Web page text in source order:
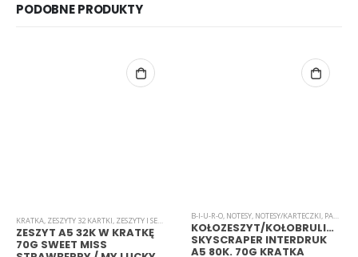
PODOBNE PRODUKTY
KRATKA, ZESZYTY 32 KARTKI, ZESZYTY I SEGREGATORY
ZESZYT A5 32K W KRATKĘ
70G SWEET MISS
B-I-U-R-O, NOTESY, NOTESY/KARTECZKI, PAPIER
KOŁOZESZYT/KOŁOBRULION
SKYSCRAPER INTERDRUK
A5 80K. 70G KRATKA